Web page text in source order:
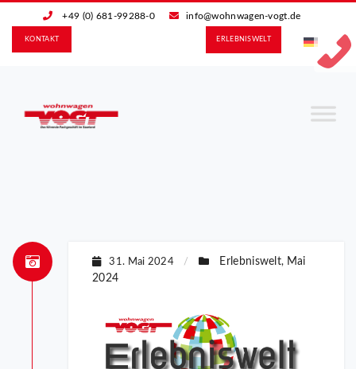
+49 (0) 681-99288-0 info@wohnwagen-vogt.de
ERLEBNIS­WELT
KONTAKT
31. Mai 2024 / Erlebniswelt, Mai
2024